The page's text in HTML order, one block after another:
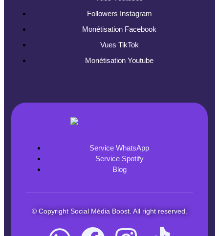
Followers Instagram
Monétisation Facebook
Vues TikTok
Monétisation Youtube
Service WhatsApp
Service Spotify
Blog
© Copyright Social Média Boost. All right reserved.